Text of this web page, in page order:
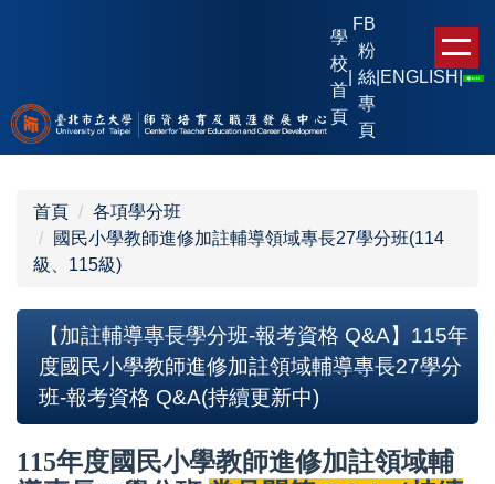
內
容
學
校
首
頁
FB
粉
絲
專
頁
ENGLISH |
首頁
各項學分班
國民小學教師進修加註輔導領域專長27學分班(114
級、115級)
【加註輔導專長學分班-報考資格 Q&A】115年
度國民小學教師進修加註領域輔導專長27學分
班-報考資格 Q&A(持續更新中)
115年度國民小學教師進修加註領域輔